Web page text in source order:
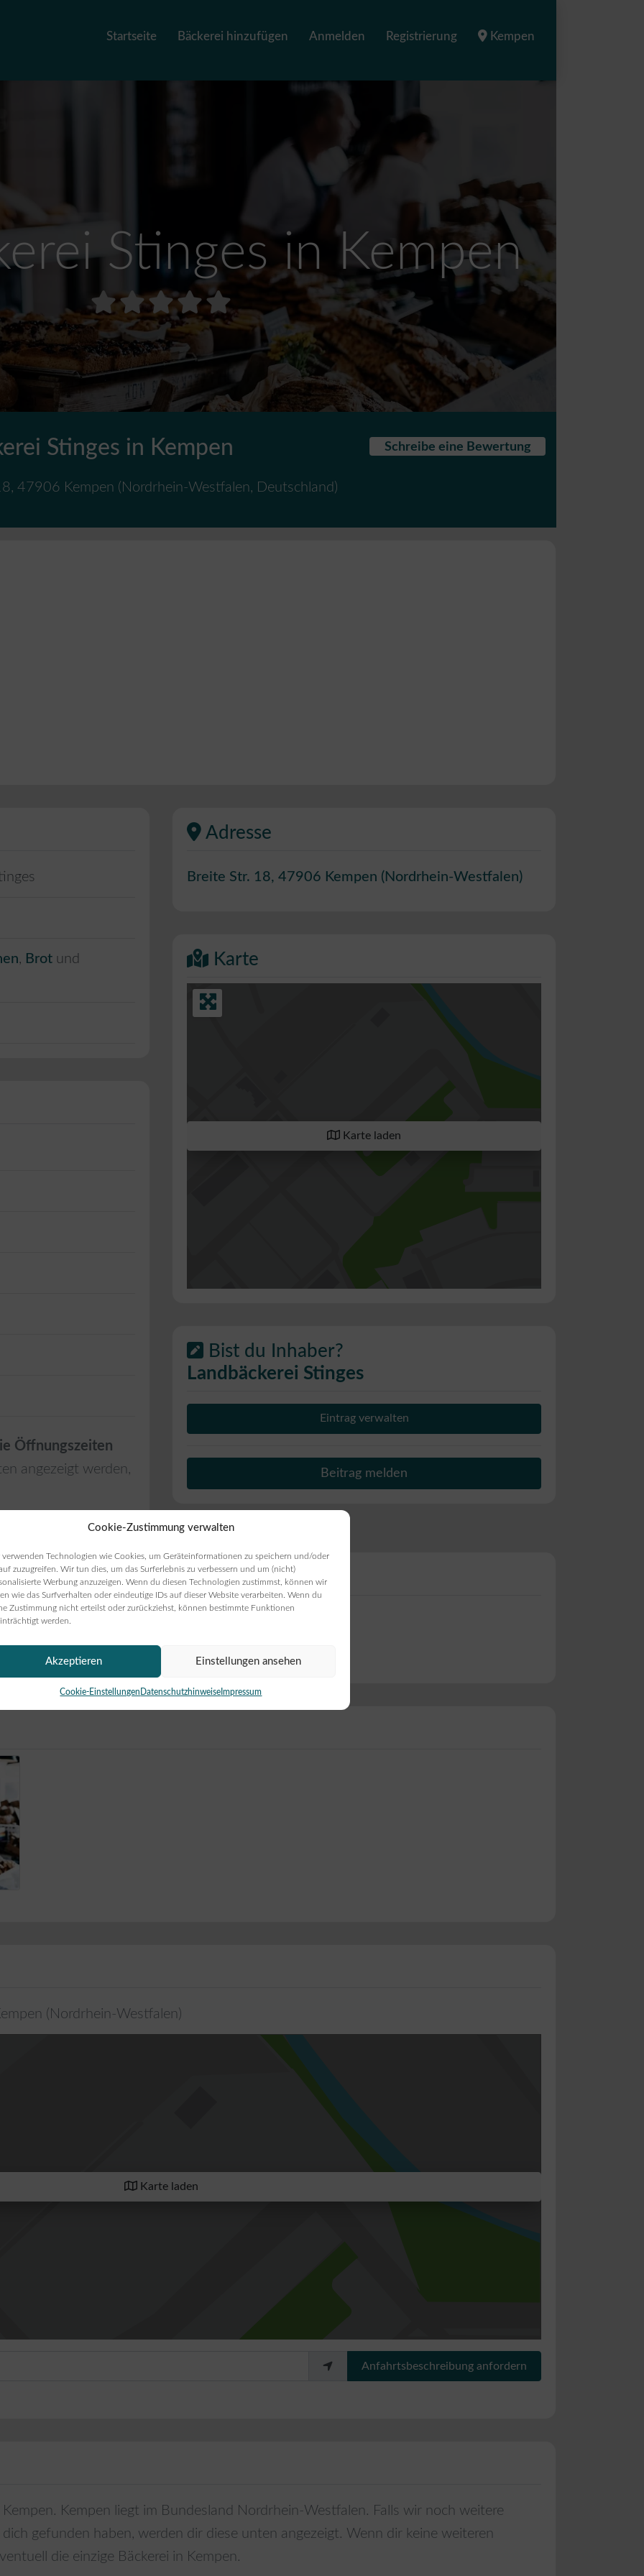
Cookie-Zustimmung verwalten
verwenden Technologien wie Cookies, um Geräteinformationen zu speichern und/oder
zuzugreifen. Wir tun dies, um das Surferlebnis zu verbessern und um (nicht)
Werbung anzuzeigen. Wenn du diesen Technologien zustimmst, können wir
wie das Surfverhalten oder eindeutige IDs auf dieser Website verarbeiten. Wenn du
Zustimmung nicht erteilst oder zurückziehst, können bestimmte Funktionen
werden.
Akzeptieren Einstellungen ansehen
Cookie-Einstellungen Datenschutzhinweise Impressum
Startseite Bäckerei hinzufügen Anmelden Registrierung Kempen
Stinges in Kempen
Stinges in Kempen
,47906 Kempen ( Nordrhein-Westfalen, Deutschland )
Schreibe eine Bewertung
, Brot und
Öffnungszeiten
angezeigt werden,
Adresse
Breite Str. 18, 47906 Kempen ( Nordrhein-Westfalen)
Karte
Karte laden
Bist du Inhaber?
Landbäckerei Stinges
Eintrag verwalten
Beitrag melden
Kempen
weiteren Backwaren.
( Nordrhein-Westfalen )
Karte laden
Anfahrtsbeschreibung anfordern
Kempen . Kempen liegt im Bundesland Nordrhein-Westfalen . Falls wir noch weitere
gefunden haben, werden dir diese unten angezeigt. Wenn dir keine weiteren
die einzige Bäckerei in Kempen .